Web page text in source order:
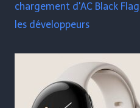
chargement d'AC Black
les développeurs